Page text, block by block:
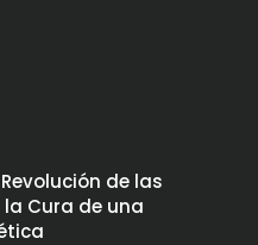
de las
Cura de una